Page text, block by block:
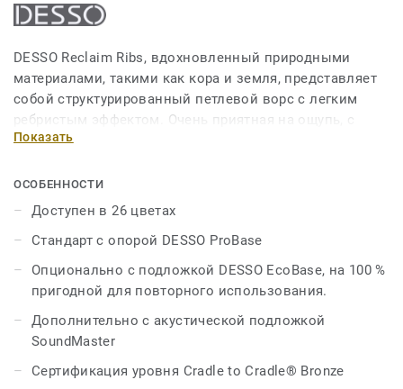
DESSO Reclaim Ribs, вдохновленный природными
материалами, такими как кора и земля, представляет
собой структурированный петлевой ворс с легким
ребристым эффектом. Очень приятная на ощупь, с
неравномерным характером, ковровая плитка
делает ее идеальной для естественного и богатого
дизайна пола. Он может похвастаться выбором
нейтральных цветов для создания расслабляющего
интерьера. Все цвета коллекции DESSO Reclaim Ribs
состоят из 100% пряжи ECONYL®.
Показать
ОСОБЕННОСТИ
Доступен в 26 цветах
Стандарт с опорой DESSO ProBase
Опционально с подложкой DESSO EcoBase, на 100 %
пригодной для повторного использования.
Дополнительно с акустической подложкой
SoundMaster
Сертификация уровня Cradle to Cradle® Bronze